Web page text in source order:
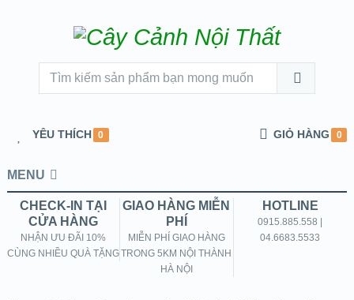
YÊU THÍCH 0 GIỎ HÀNG 0
MENU
CHECK-IN TẠI
CỬA HÀNG
NHẬN ƯU ĐÃI 10%
CÙNG NHIỀU QUÀ TẶNG
GIAO HÀNG MIỄN
PHÍ
MIỄN PHÍ GIAO HÀNG
TRONG 5KM NỘI THÀNH
HÀ NỘI
HOTLINE
0915.885.558 |
04.6683.5533